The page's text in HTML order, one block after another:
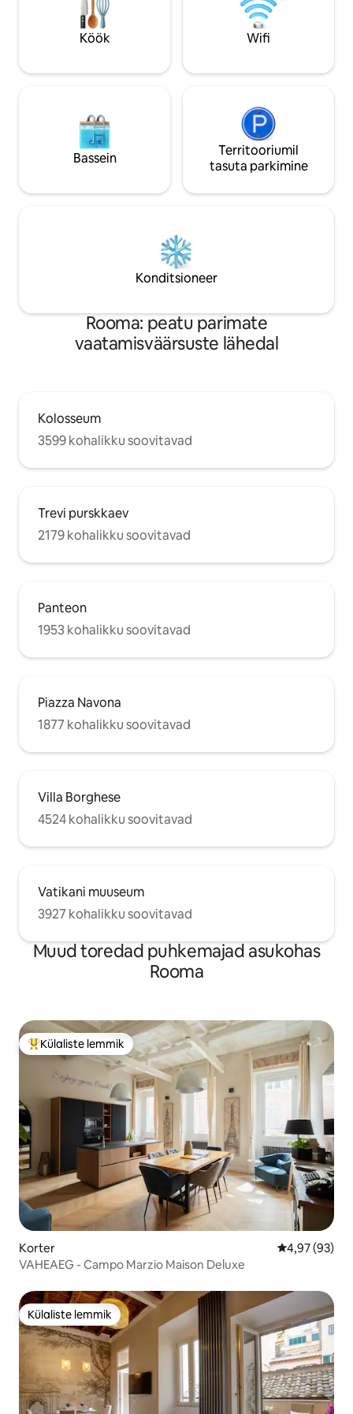
parimatest söögikohtadest. Koge
Rooma südames enneolematut
mugavust ja privaatsust.
majutuskoha
peatumiseks.
Köök Wifi
Bassein
Territooriumil
tasuta parkimine
Konditsioneer
Rooma: peatu parimate
vaatamisväärsuste lähedal
Kolosseum
3599 kohalikku soovitavad
Trevi purskkaev
2179 kohalikku soovitavad
Panteon
1953 kohalikku soovitavad
Piazza Navona
1877 kohalikku soovitavad
Villa Borghese
4524 kohalikku soovitavad
Vatikani muuseum
3927 kohalikku soovitavad
Muud toredad puhkemajad asukohas
Rooma
Külaliste suur lemmik
Külaliste lemmik
Korter Keskmine
4,97 (93)
VAHEAEG - Campo Marzio Maison Deluxe
Külaliste lemmik
Külaliste lemmik